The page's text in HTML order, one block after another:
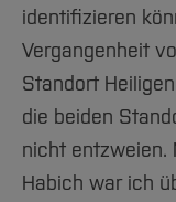
identifizieren
Vergangenheit
Standort
die beiden
nicht entzweien.
Habich war ich